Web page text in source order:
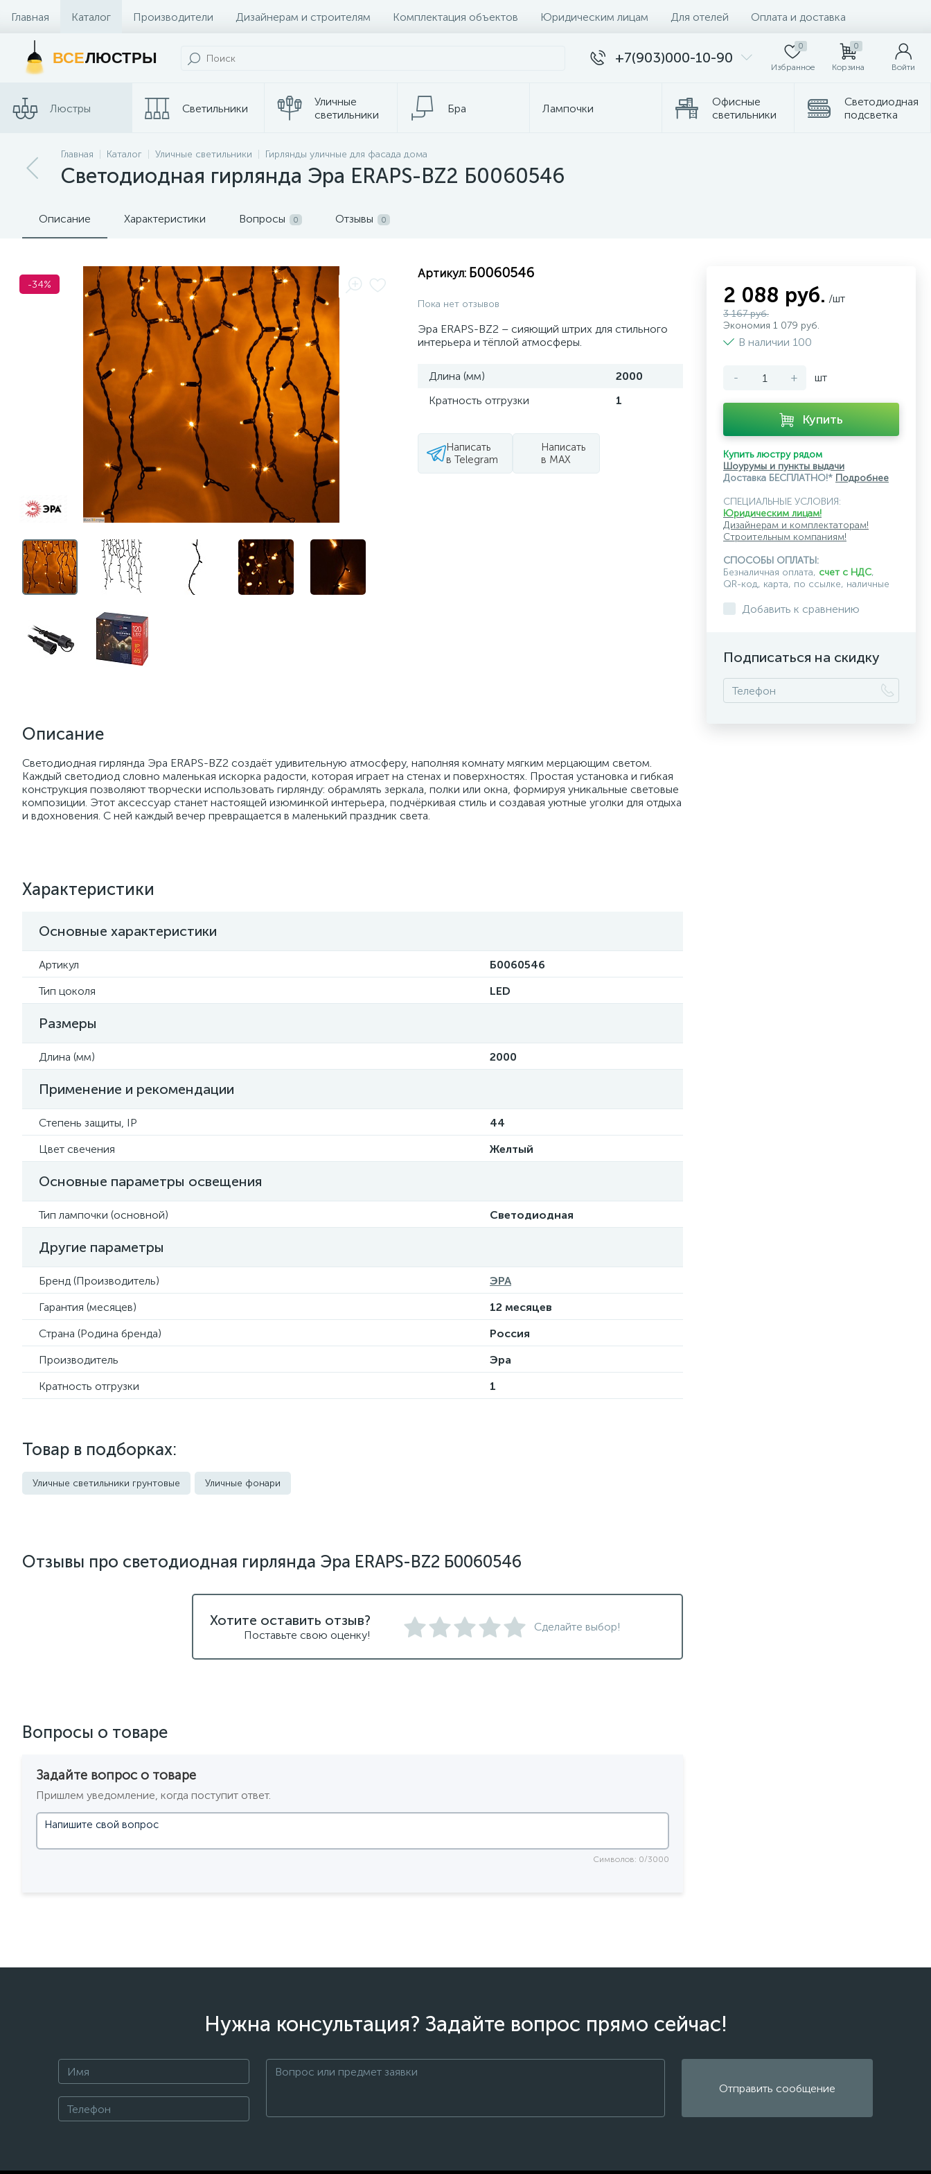
Главная Каталог Производители Дизайнерам и строителям Комплектация объектов Юридическим лицам Для отелей Оплата и доставка
Контакты и Магазины
ВСЕЛЮСТРЫ +7(903)000-10-90
0
Избранное
0
Корзина Войти
Люстры Светильники
Уличные
светильники
Бра Лампочки
Офисные
светильники
Светодиодная
подсветка
Споты
Трековые
Электротовары
лампы
Главная Каталог Уличные светильники Гирлянды уличные для фасада дома
Светодиодная гирлянда Эра ERAPS-BZ2 Б0060546
Описание Характеристики Вопросы 0 Отзывы 0
-34%
Артикул: Б0060546
Пока нет отзывов
Эра ERAPS-BZ2 – сияющий штрих для стильного
интерьера и тёплой атмосферы.
Длина (мм)
2000
Кратность отгрузки
1
Написать
в Telegram
Написать
в MAX
Описание
Светодиодная гирлянда Эра ERAPS-BZ2 создаёт удивительную атмосферу, наполняя комнату мягким мерцающим светом.
Каждый светодиод словно маленькая искорка радости, которая играет на стенах и поверхностях. Простая установка и гибкая
конструкция позволяют творчески использовать гирлянду: обрамлять зеркала, полки или окна, формируя уникальные световые
композиции. Этот аксессуар станет настоящей изюминкой интерьера, подчёркивая стиль и создавая уютные уголки для отдыха
и вдохновения. С ней каждый вечер превращается в маленький праздник света.
Характеристики
Основные характеристики
Артикул
Б0060546
Тип цоколя
LED
Размеры
Длина (мм) 2000
Применение и рекомендации
Степень защиты, IP
44
Цвет свечения
Желтый
Основные параметры освещения
Тип лампочки (основной) Светодиодная
Другие параметры
Бренд (Производитель)
ЭРА
Гарантия (месяцев)
12 месяцев
Страна (Родина бренда)
Россия
Производитель
Эра
Кратность отгрузки
1
Товар в подборках:
Уличные светильники грунтовые Уличные фонари
2 088 руб. /шт
3 167 руб.
Экономия 1 079 руб.
В наличии 100
- + шт
Купить
Купить люстру рядом
Шоурумы и пункты выдачи
Доставка БЕСПЛАТНО!* Подробнее
СПЕЦИАЛЬНЫЕ УСЛОВИЯ:
Юридическим лицам!
Дизайнерам и комплектаторам!
Строительным компаниям!
СПОСОБЫ ОПЛАТЫ:
Безналичная оплата, счет с НДС,
QR-код, карта, по ссылке, наличные
Добавить к сравнению
Подписаться на скидку
Отзывы про светодиодная гирлянда Эра ERAPS-BZ2 Б0060546
Хотите оставить отзыв?
Поставьте свою оценку!
Сделайте выбор!
Вопросы о товаре
Задайте вопрос о товаре
Пришлем уведомление, когда поступит ответ.
Символов: 0/3000
Нужна консультация? Задайте вопрос прямо сейчас!
Отправить сообщение